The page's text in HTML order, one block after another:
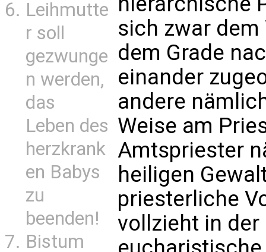
Leihmutte
r soll
gezwunge
n werden,
das
Leben des
herzkrank
en Babys
zu
beenden!
Bistum
sich zwar
dem Grade
einander
andere
Weise am
Amtspriester
heiligen
priesterliche
vollzieht in